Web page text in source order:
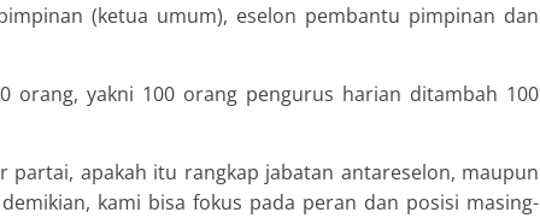
(ketua umum), eselon pembantu pimpinan dan
orang, yakni 100 orang pengurus harian ditambah 100
partai, apakah itu rangkap jabatan antareselon, maupun
kami bisa fokus pada peran dan posisi masing-